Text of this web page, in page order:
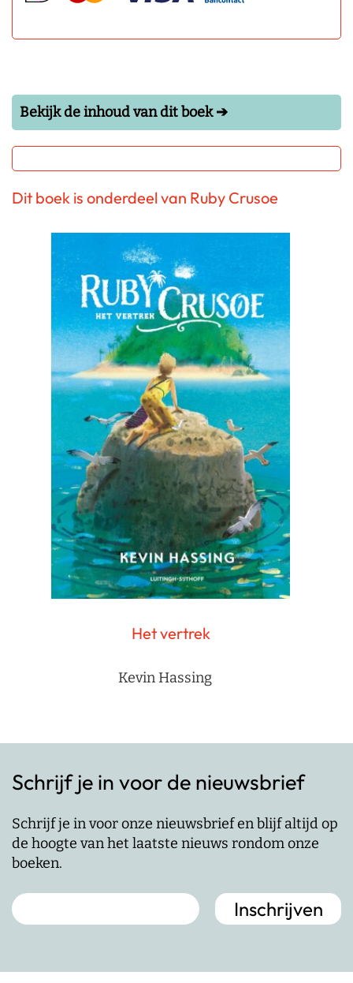
Bekijk de inhoud van dit boek ➔
Dit boek is onderdeel van Ruby Crusoe
Het vertrek
Kevin Hassing
Schrijf je in voor de nieuwsbrief
Schrijf je in voor onze nieuwsbrief en blijf altijd op
de hoogte van het laatste nieuws rondom onze
boeken.